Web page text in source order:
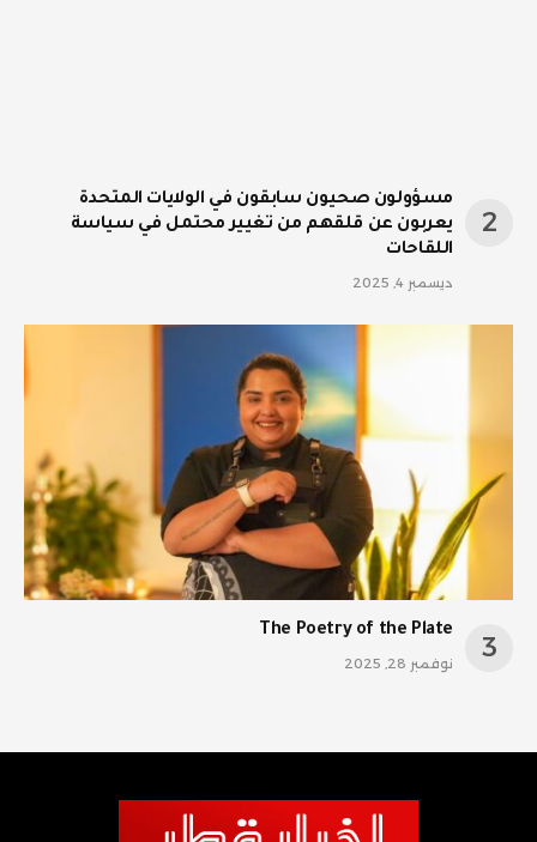
مسؤولون صحيون سابقون في الولايات المتحدة
يعربون عن قلقهم من تغيير محتمل في سياسة
اللقاحات
ديسمبر 4, 2025
The Poetry of the Plate
نوفمبر 28, 2025